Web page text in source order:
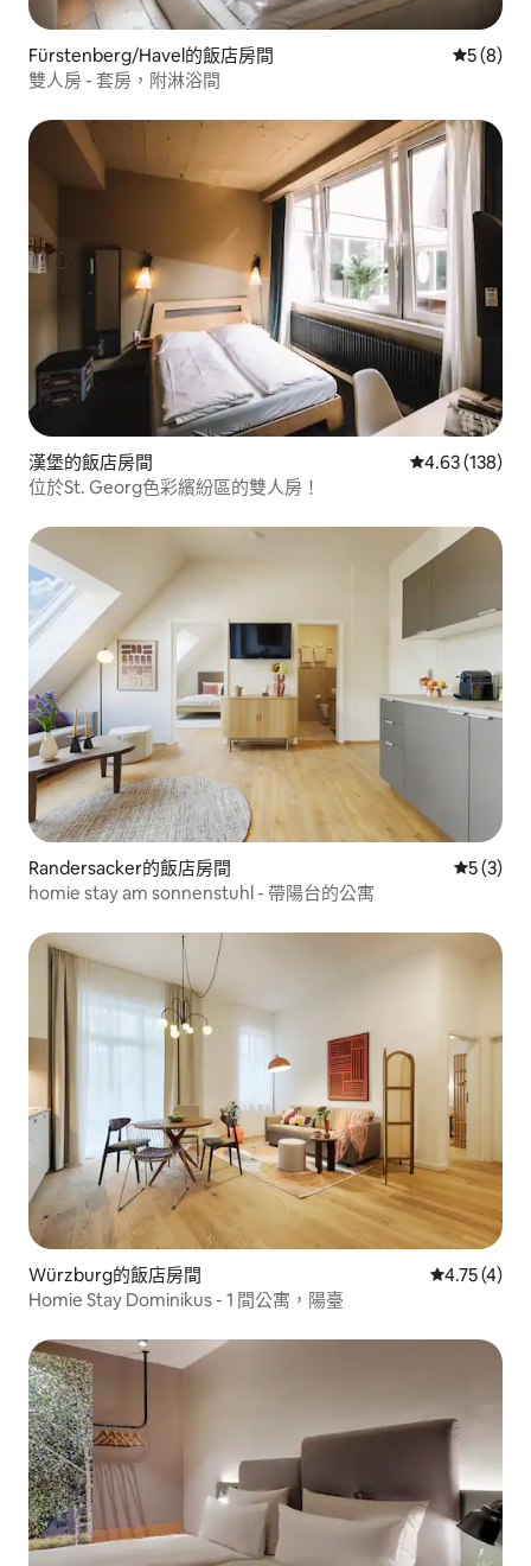
Fürstenberg/Havel的飯店房間 從 8 則評
5 (8)
雙人房 - 套房，附淋浴間
漢堡的飯店房間 從 138 則評價
4.63 (138)
位於St. Georg色彩繽紛區的雙人房！
Randersacker的飯店房間 從 3 則評
5 (3)
homie stay am sonnenstuhl - 帶陽台的公寓
Würzburg的飯店房間 從 4 則評價
4.75 (4)
Homie Stay Dominikus - 1 間公寓，陽臺